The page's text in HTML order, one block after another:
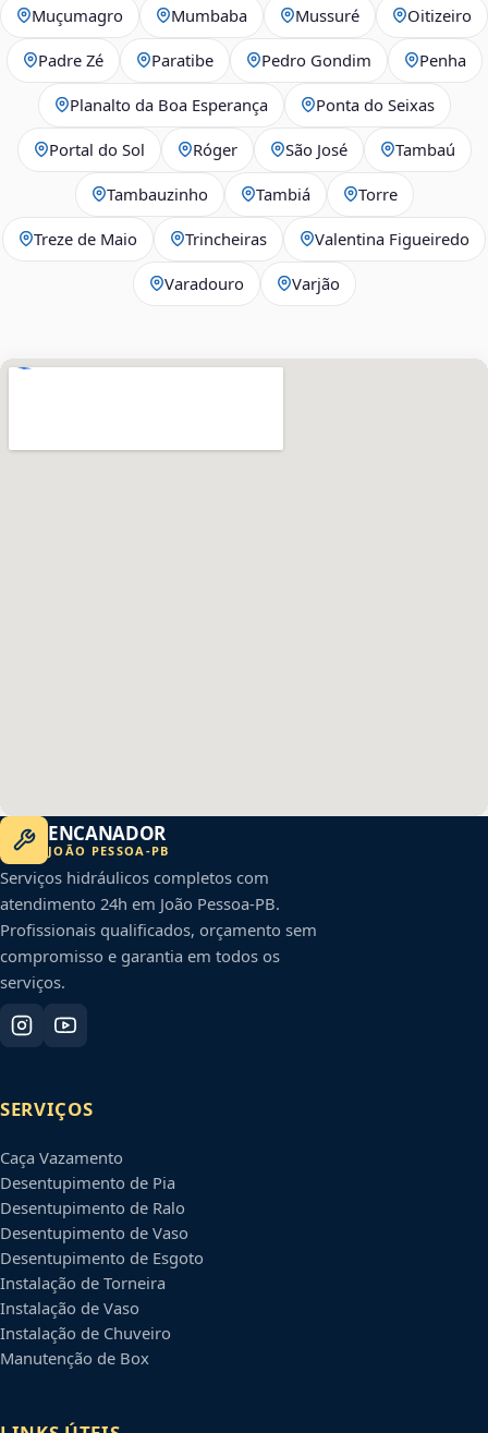
Muçumagro Mumbaba Mussuré Oitizeiro
Padre Zé Paratibe Pedro Gondim Penha
Planalto da Boa Esperança Ponta do Seixas
Portal do Sol Róger São José Tambaú
Tambauzinho Tambiá Torre
Treze de Maio Trincheiras Valentina Figueiredo
Varadouro Varjão
ENCANADOR
JOÃO PESSOA -PB
Serviços hidráulicos completos com
atendimento 24h em João Pessoa-PB.
Profissionais qualificados, orçamento sem
compromisso e garantia em todos os
serviços.
SERVIÇOS
Caça Vazamento
Desentupimento de Pia
Desentupimento de Ralo
Desentupimento de Vaso
Desentupimento de Esgoto
Instalação de Torneira
Instalação de Vaso
Instalação de Chuveiro
Manutenção de Box